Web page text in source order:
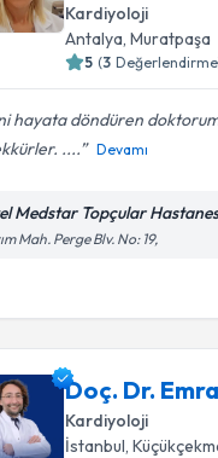
Kardiyoloji
Antalya ,Muratpaşa
5 (3
hayata döndüren
....
Devamı
Medstar Topçular
Mah. Perge Blv. No: 19,
Doç. Dr.
Kardiyoloji
İstanbul,